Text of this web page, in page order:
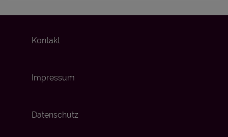
Kontakt
Impressum
Datenschutz